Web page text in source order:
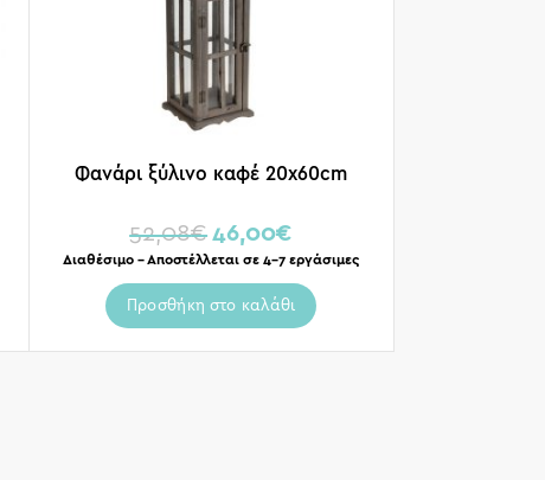
Φανάρι ξύλινο καφέ 20x60cm
52,08€ 46,00€
Διαθέσιμο – Αποστέλλεται σε 4-7 εργάσιμες
Προσθήκη στο καλάθι